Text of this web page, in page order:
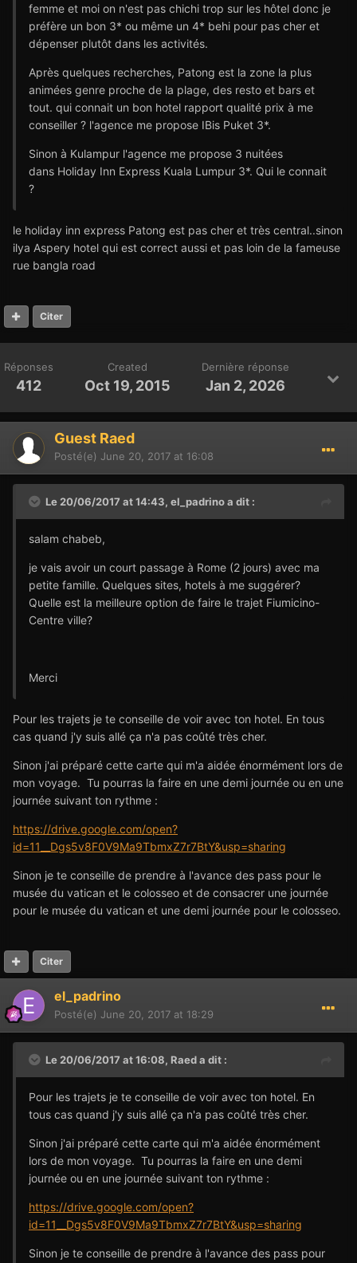
femme et moi on n'est pas chichi trop sur les hôtel donc je
préfère un bon 3* ou même un 4* behi pour pas cher et
dépenser plutôt dans les activités.
Après quelques recherches, Patong est la zone la plus
animées genre proche de la plage, des resto et bars et
tout. qui connait un bon hotel rapport qualité prix à me
conseiller ? l'agence me propose IBis Puket 3*.
Sinon à Kulampur l'agence me propose 3 nuitées
dans Holiday Inn Express Kuala Lumpur 3*. Qui le connait
?
le holiday inn express Patong est pas cher et très central..sinon
ilya Aspery hotel qui est correct aussi et pas loin de la fameuse
rue bangla road
Citer
Réponses
412
Created
Oct 19, 2015
Dernière réponse
Jan 2, 2026
Guest Raed
Posté(e) June 20, 2017 at 16:08
Le 20/06/2017 at 14:43, el_padrinoa dit :
salam chabeb,
je vais avoir un court passage à Rome (2 jours) avec ma
petite famille. Quelques sites, hotels à me suggérer?
Quelle est la meilleure option de faire le trajet Fiumicino-
Centre ville?
Merci
Pour les trajets je te conseille de voir avec ton hotel. En tous
cas quand j'y suis allé ça n'a pas coûté très cher.
Sinon j'ai préparé cette carte qui m'a aidée énormément lors de
mon voyage. Tu pourras la faire en une demi journée ou en une
journée suivant ton rythme :
https://drive.google.com/open?
id=11__Dgs5v8F0V9Ma9TbmxZ7r7BtY&usp=sharing
Sinon je te conseille de prendre à l'avance des pass pour le
musée du vatican et le colosseo et de consacrer une journée
pour le musée du vatican et une demi journée pour le colosseo.
Citer
el_padrino
Posté(e) June 20, 2017 at 18:29
Le 20/06/2017 at 16:08, Raeda dit :
Pour les trajets je te conseille de voir avec ton hotel. En
tous cas quand j'y suis allé ça n'a pas coûté très cher.
Sinon j'ai préparé cette carte qui m'a aidée énormément
lors de mon voyage. Tu pourras la faire en une demi
journée ou en une journée suivant ton rythme :
https://drive.google.com/open?
id=11__Dgs5v8F0V9Ma9TbmxZ7r7BtY&usp=sharing
Sinon je te conseille de prendre à l'avance des pass pour